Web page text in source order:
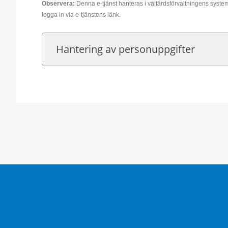
Observera: Denna e‑tjänst hanteras i välfärdsförvaltningens
logga in via e-tjänstens länk.
Hantering av personuppgifter